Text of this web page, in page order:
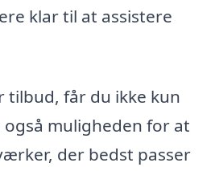
klar til at assistere
tilbud, får du ikke kun
muligheden for at
der bedst passer